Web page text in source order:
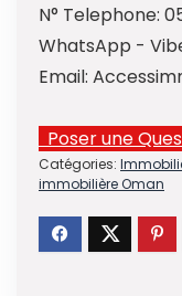
N° Telephone:
WhatsApp -
Email:
Poser une
Catégories:
immobilière Oman